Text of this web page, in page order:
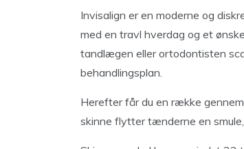
Invisalign er en moderne og
med en travl hverdag og et
tandlægen eller ortodontisten
behandlingsplan.
Herefter får du en række
skinne flytter tænderne en